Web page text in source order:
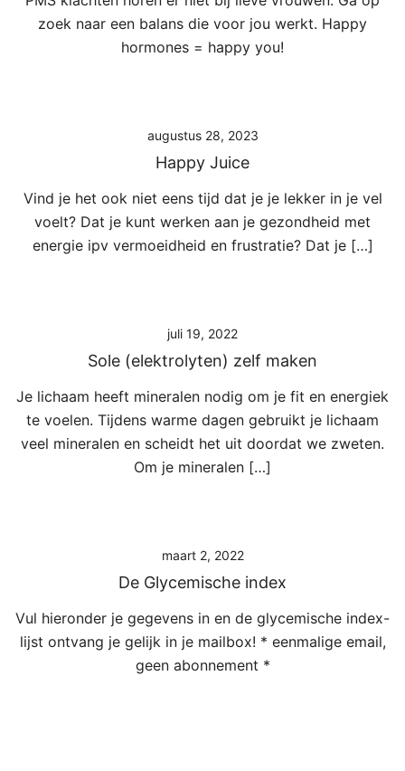
zoek naar een balans die voor jou werkt. Happy
hormones = happy you!
augustus 28, 2023
Happy Juice
Vind je het ook niet eens tijd dat je je lekker in je vel
voelt? Dat je kunt werken aan je gezondheid met
energie ipv vermoeidheid en frustratie? Dat je […]
juli 19, 2022
Sole (elektrolyten) zelf maken
Je lichaam heeft mineralen nodig om je fit en energiek
te voelen. Tijdens warme dagen gebruikt je lichaam
veel mineralen en scheidt het uit doordat we zweten.
Om je mineralen […]
maart 2, 2022
De Glycemische index
Vul hieronder je gegevens in en de glycemische index-
lijst ontvang je gelijk in je mailbox! * eenmalige email,
geen abonnement *